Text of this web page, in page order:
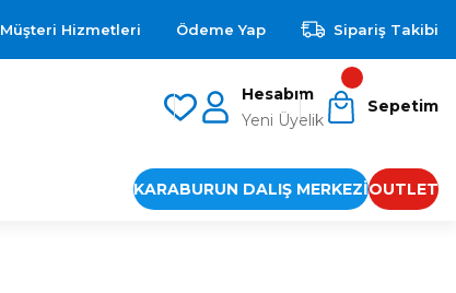
Müşteri Hizmetleri Ödeme Yap Sipariş Takibi
Hesabım
Yeni Üyelik
Sepetim
KARABURUN DALIŞ MERKEZİOUTLET